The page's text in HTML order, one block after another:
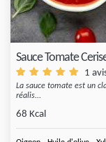
Sauce Tomate
1
La sauce tomate est un
réalis...
68 Kcal